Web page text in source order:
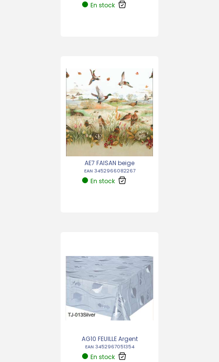
En stock
AE7 FAISAN beige
EAN 3452966082267
En stock
AG10 FEUILLE Argent
EAN 3452967051354
En stock